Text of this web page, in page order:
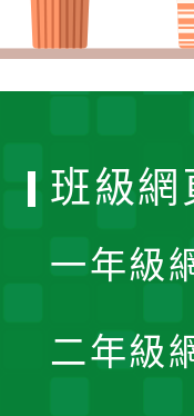
班級網
一年級
二年級